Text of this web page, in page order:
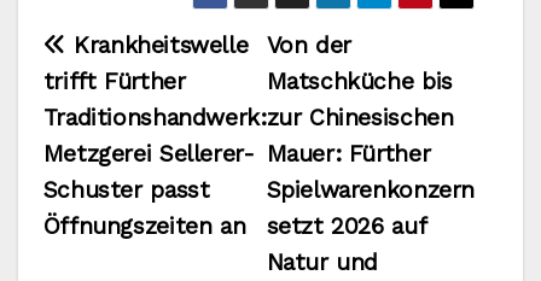
Beitragsnavigation
Von der
Matschküche bis
zur Chinesischen
Mauer: Fürther
Spielwarenkonzern
setzt 2026 auf
Natur und
Krankheitswelle
trifft Fürther
Traditionshandwerk:
Metzgerei Sellerer-
Schuster passt
Öffnungszeiten an